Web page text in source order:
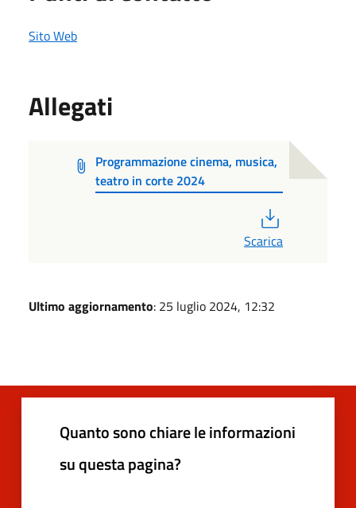
Sito Web
Allegati
Programmazione cinema, musica,
teatro in corte 2024
Scarica
Ultimo aggiornamento: 25 luglio 2024, 12:32
Quanto sono chiare le informazioni
su questa pagina?